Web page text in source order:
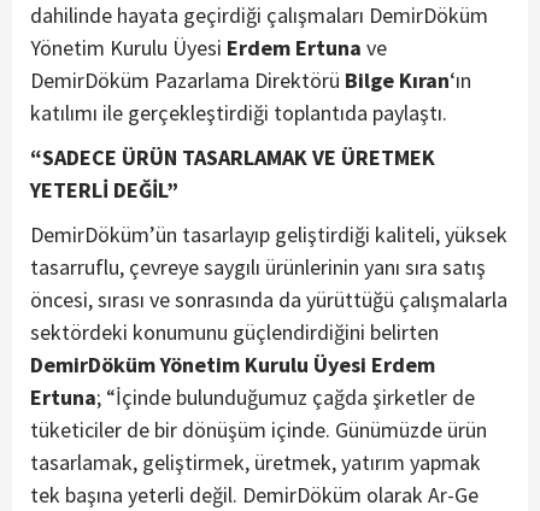
dahilinde hayata geçirdiği çalışmaları DemirDöküm
Yönetim Kurulu Üyesi Erdem Ertuna ve
DemirDöküm Pazarlama Direktörü Bilge Kıran‘ın
katılımı ile gerçekleştirdiği toplantıda paylaştı.
“SADECE ÜRÜN TASARLAMAK VE ÜRETMEK
YETERLİ DEĞİL”
DemirDöküm’ün tasarlayıp geliştirdiği kaliteli, yüksek
tasarruflu, çevreye saygılı ürünlerinin yanı sıra satış
öncesi, sırası ve sonrasında da yürüttüğü çalışmalarla
sektördeki konumunu güçlendirdiğini belirten
DemirDöküm Yönetim Kurulu Üyesi Erdem
Ertuna; “İçinde bulunduğumuz çağda şirketler de
tüketiciler de bir dönüşüm içinde. Günümüzde ürün
tasarlamak, geliştirmek, üretmek, yatırım yapmak
tek başına yeterli değil. DemirDöküm olarak Ar-Ge